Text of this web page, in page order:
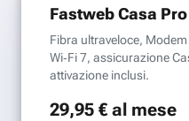
Fastweb Casa Pro
Fibra ultraveloce, Modem
Wi‑Fi 7, assicurazione
attivazione inclusi.
29,95 €al mese